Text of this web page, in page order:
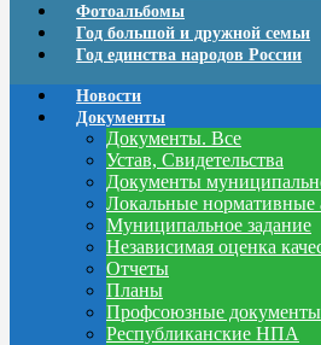
Фотоальбомы
Год большой и дружной семьи
Год единства народов России
Новости
Документы
Документы. Все
Устав, Свидетельства
Документы
Локальные нормативные
Муниципальное задание
Независимая оценка
Отчеты
Планы
Профсоюзные документы
Республиканские НПА